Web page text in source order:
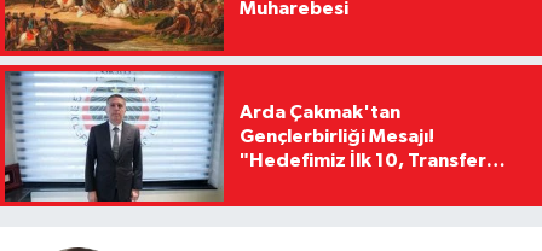
Muharebesi
Arda Çakmak'tan
Gençlerbirliği Mesajı!
"Hedefimiz İlk 10, Transfer
Kaldıracağız"